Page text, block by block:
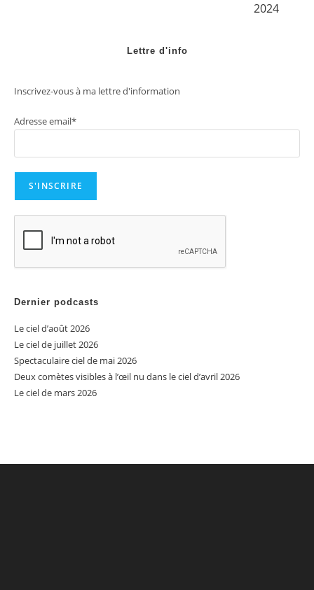
2024
Lettre d'info
Inscrivez-vous à ma lettre d'information
Adresse email*
Dernier podcasts
Le ciel d’août 2026
Le ciel de juillet 2026
Spectaculaire ciel de mai 2026
Deux comètes visibles à l’œil nu dans le ciel d’avril 2026
Le ciel de mars 2026